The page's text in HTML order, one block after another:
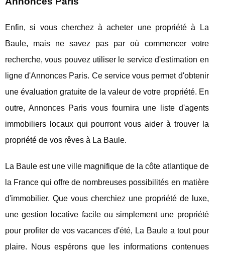
Enfin, si vous cherchez à acheter une propriété à La
Baule, mais ne savez pas par où commencer votre
recherche, vous pouvez utiliser le service d'estimation en
ligne d'Annonces Paris. Ce service vous permet d'obtenir
une évaluation gratuite de la valeur de votre propriété. En
outre, Annonces Paris vous fournira une liste d'agents
immobiliers locaux qui pourront vous aider à trouver la
propriété de vos rêves à La Baule.
La Baule est une ville magnifique de la côte atlantique de
la France qui offre de nombreuses possibilités en matière
d'immobilier. Que vous cherchiez une propriété de luxe,
une gestion locative facile ou simplement une propriété
pour profiter de vos vacances d'été, La Baule a tout pour
plaire. Nous espérons que les informations contenues